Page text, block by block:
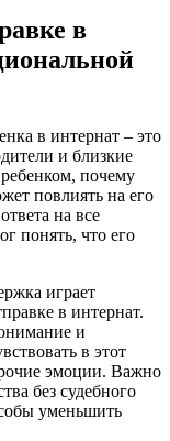
в
в интернат – это
и близкие
почему
повлиять на его
на все
понять, что его
играет
в интернат.
и
в этот
эмоции. Важно
без судебного
уменьшить